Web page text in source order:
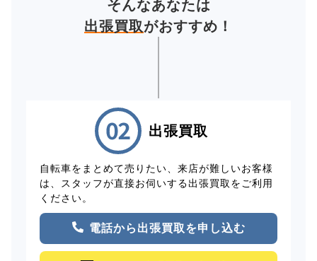
そんなあなたは
出張買取がおすすめ！
出張買取
自転車をまとめて売りたい、来店が難しいお客様
は、スタッフが直接お伺いする出張買取をご利用
ください。
電話から出張買取を申し込む